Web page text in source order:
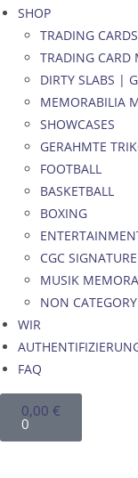
SHOP
TRADING CARDS
TRADING CARD
DIRTY SLABS |
MEMORABILIA
SHOWCASES
GERAHMTE
FOOTBALL
BASKETBALL
BOXING
CGC
MUSIK
NON CATEGORY
WIR
FAQ
0,00 €
0